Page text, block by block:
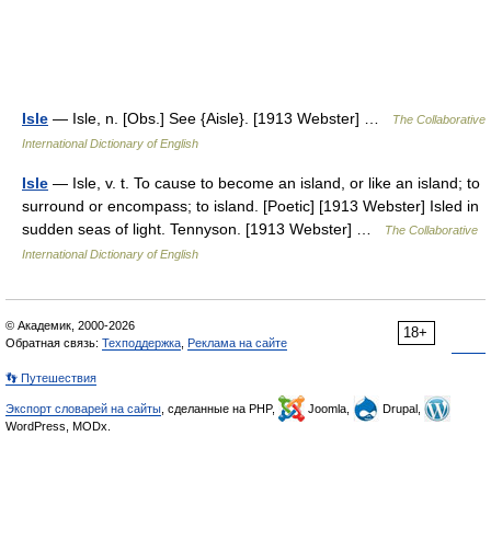
Isle — Isle, n. [Obs.] See {Aisle}. [1913 Webster] …
The Collaborative
International Dictionary of English
Isle — Isle, v. t. To cause to become an island, or like an island; to
surround or encompass; to island. [Poetic] [1913 Webster] Isled in
sudden seas of light. Tennyson. [1913 Webster] …
The Collaborative
International Dictionary of English
18+
© Академик, 2000-2026
Обратная связь: Техподдержка Реклама на сайте
👣 Путешествия
Экспорт словарей на сайты , сделанные на PHP, Joomla,
Drupal,
WordPress, MODx.